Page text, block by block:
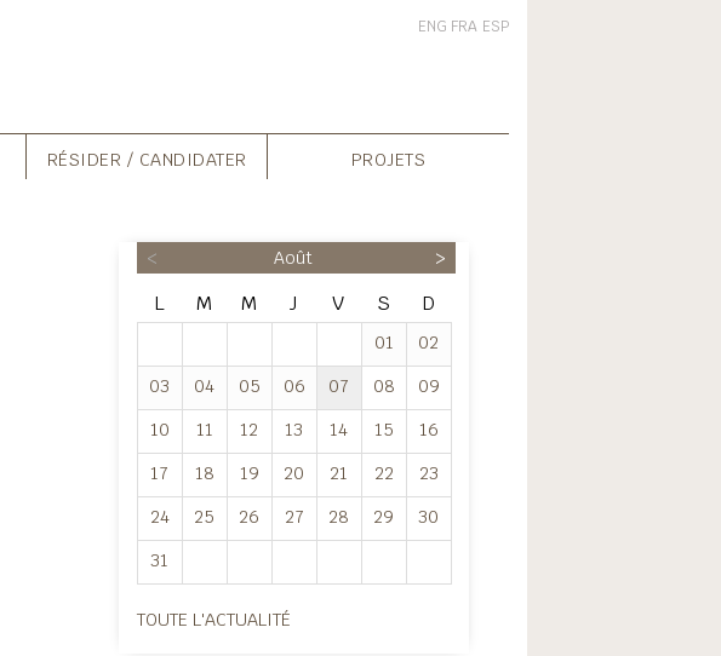
ENG FRA ESP
RÉSIDER / CANDIDATER PROJETS
< Août >
L M M J V S D
01
02
03
04 05 06 07 08
09
10
11 12 13 14 15
16
17
18 19 20 21 22
23
24
25 26 27 28 29
30
31
TOUTE L'ACTUALITÉ